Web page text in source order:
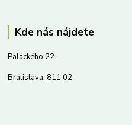
Kde nás nájdete
Palackého 22
Bratislava, 811 02